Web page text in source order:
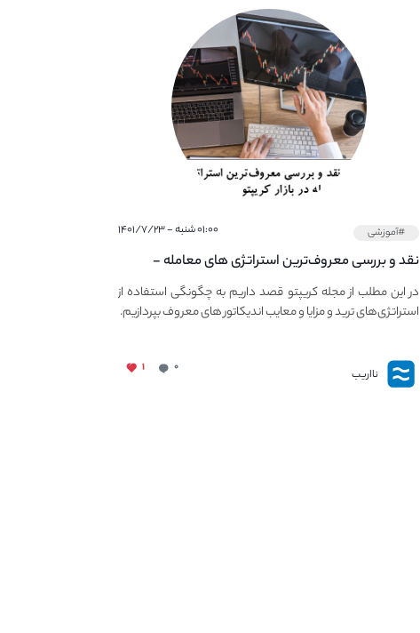
#آموزشی ۰۱:۰۰ شنبه - ۱۴۰۱/۷/۲۳
نقد و بررسی معروف‌ترین استراتژی های معامله -
معرفی استراتژی های مهم ترید در بازار کریپتو
در این مطلب از مجله کریپتو قصد داریم به چگونگی استفاده از
استراتژی‌های ترید و مزایا و معایب اندیکاتور های معروف بپردازیم.
نااریب ۰ ۱